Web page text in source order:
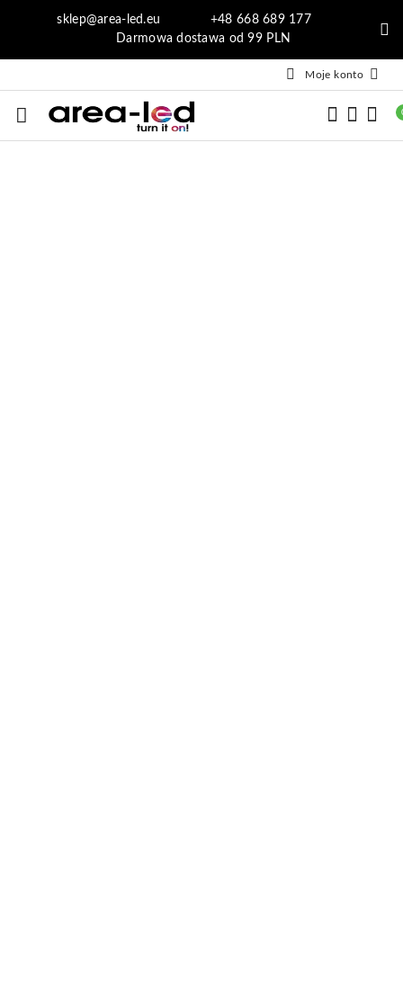
Przejdź do treści głównej
Przejdź do wyszukiwarki
Przejdź do moje konto
Przejdź do menu głównego
Przejdź do opisu produktu
Przejdź do stopki
sklep@area-led.eu +48 668 689 177
Darmowa dostawa od 99 PLN
Moje konto